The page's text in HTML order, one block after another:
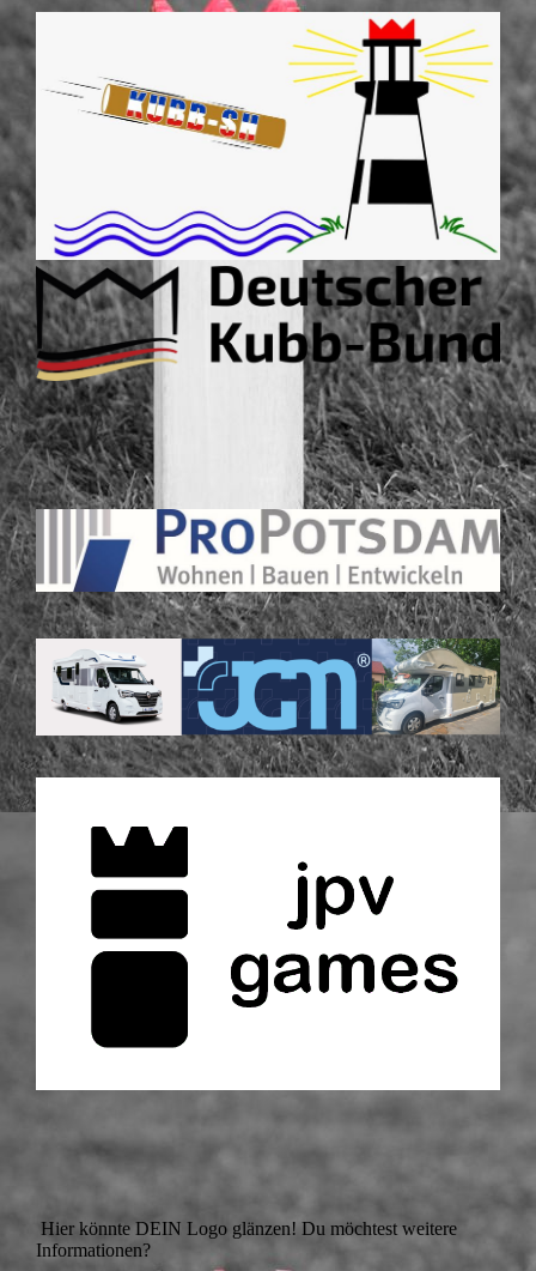
Hier könnte DEIN Logo glänzen! Du möchtest weitere
Informationen?